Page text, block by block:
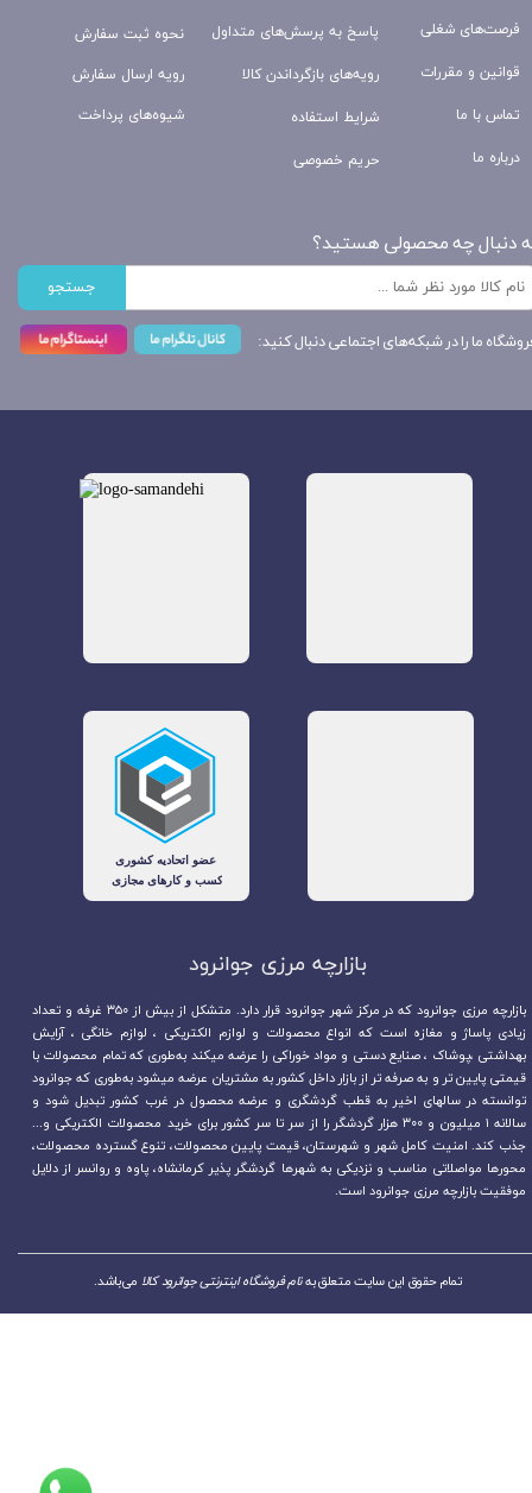
بازارچه مرزی جوانرود​​​​​​​
بازارچه مرزی جوانرود که در مرکز شهر جوانرود قرار دارد. متشکل از بیش از ۳۵۰ غرفه و تعداد
زیادی پاساژ و مغازه است که انواع محصولات و لوازم الکتریکی ، لوازم خانگی ، آرایش
بهداشتی ،پوشاک ، صنایع دستی و مواد خوراکی را عرضه میکند به‌طوری که تمام محصولات با
قیمتی پایین تر و به صرفه تر از بازار داخل کشور به مشتریان عرضه میشود به‌طوری که جوانرود
توانسته در سالهای اخیر به قطب گردشگری و عرضه محصول در غرب کشور تبدیل شود و
سالانه ۱ میلیون و ۳۰۰ هزار گردشگر را از سر تا سر کشور برای خرید محصولات الکتریکی و...
جذب کند. امنیت کامل شهر و شهرستان، قیمت پایین محصولات، تنوع گسترده محصولات،
محورها مواصلاتی مناسب و نزدیکی به شهرها گردشگر پذیر کرمانشاه، پاوه و روانسر از دلایل
موفقیت بازارچه مرزی جوانرود است.
تمام حقوق این سایت متعلق بهنام فروشگاه اینترنتی جوانرود کالا می‌باشد.
نحوه ثبت سفارش
رویه ارسال سفارش
شیوه‌های پرداخت
پاسخ به پرسش‌های متداول
رویه‌های بازگرداندن کالا
شرایط استفاده
حریم خصوصی
فرصت‌های شغلی
قوانین و مقررات
تماس با ما
درباره ما
دنبال چه محصولی هستید؟
جستجو
ما را در شبکه‌های اجتماعی دنبال کنید: